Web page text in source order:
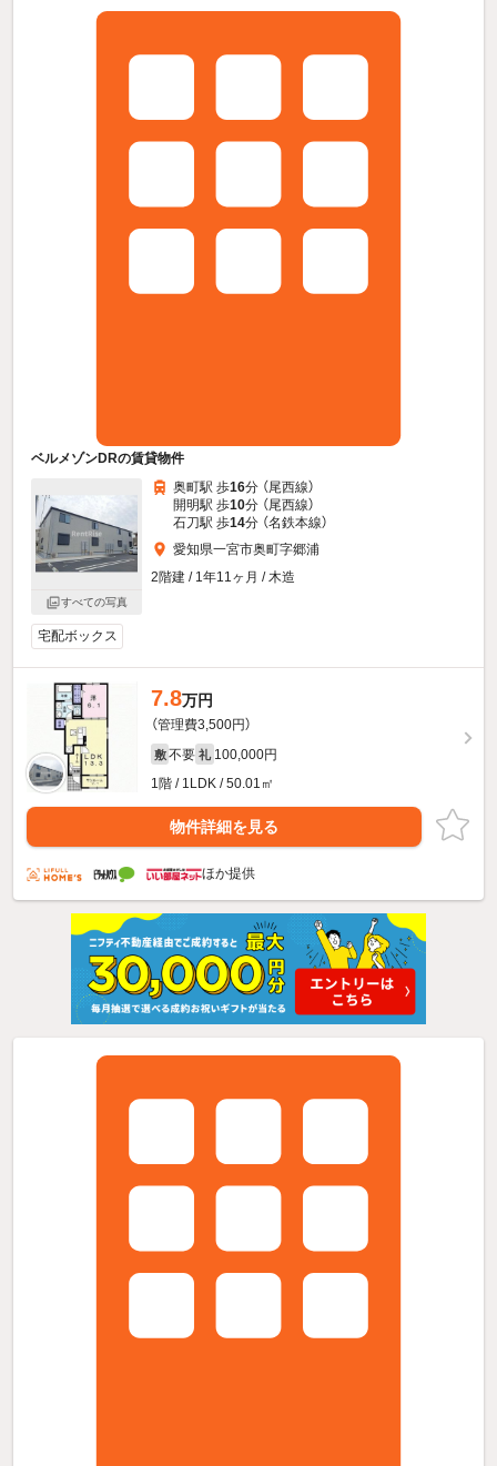
ベルメゾンDRの賃貸物件
すべての写真
奥町駅 歩16分 （尾西線）
開明駅 歩10分 （尾西線）
石刀駅 歩14分 （名鉄本線）
愛知県一宮市奥町字郷浦
2階建 / 1年11ヶ月 / 木造
宅配ボックス
7.8万円
（管理費3,500円）
敷 不要 礼 100,000円
1階 / 1LDK / 50.01㎡
物件詳細を見る
ほか提供